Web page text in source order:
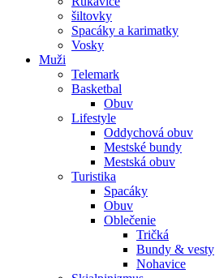
šiltovky
Spacáky a karimatky
Vosky
Muži
Telemark
Basketbal
Obuv
Lifestyle
Oddychová obuv
Mestské bundy
Mestská obuv
Turistika
Spacáky
Obuv
Oblečenie
Tričká
Bundy & vesty
Nohavice